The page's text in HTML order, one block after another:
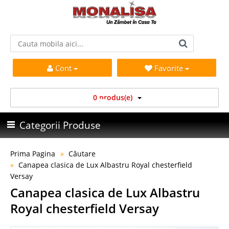
Cont Favorite
0 produs(e)
Categorii Produse
Prima Pagina
Căutare
Canapea clasica de Lux Albastru Royal chesterfield
Versay
Canapea clasica de Lux Albastru
Royal chesterfield Versay